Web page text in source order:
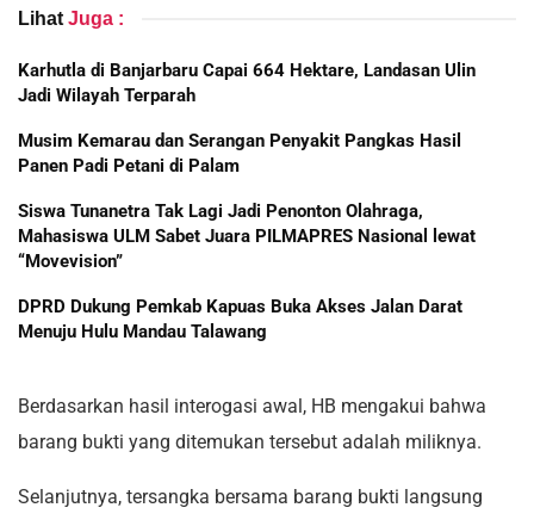
Lihat Juga :
Karhutla di Banjarbaru Capai 664 Hektare, Landasan Ulin
Jadi Wilayah Terparah
Musim Kemarau dan Serangan Penyakit Pangkas Hasil
Panen Padi Petani di Palam
Siswa Tunanetra Tak Lagi Jadi Penonton Olahraga,
Mahasiswa ULM Sabet Juara PILMAPRES Nasional lewat
“Movevision”
DPRD Dukung Pemkab Kapuas Buka Akses Jalan Darat
Menuju Hulu Mandau Talawang
Berdasarkan hasil interogasi awal, HB mengakui bahwa
barang bukti yang ditemukan tersebut adalah miliknya.
Selanjutnya, tersangka bersama barang bukti langsung